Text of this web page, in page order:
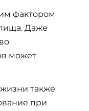
фактором
Даже
может
также
при